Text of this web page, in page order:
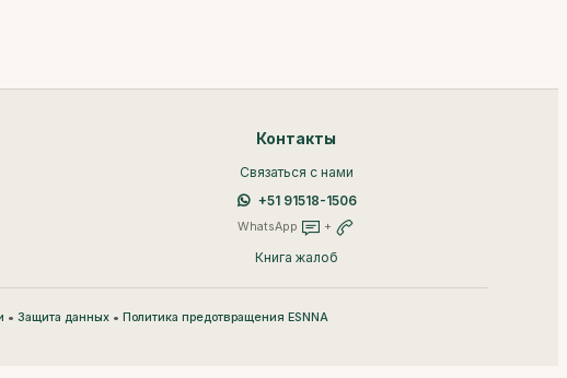
Контакты
Связаться с нами
+51 91518-1506
WhatsApp +
Книга жалоб
•Защита данных •Политика предотвращения ESNNA